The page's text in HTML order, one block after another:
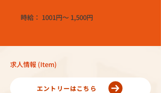
時給： 1001円〜 1,500円
求人情報 (Item)
エントリーはこちら